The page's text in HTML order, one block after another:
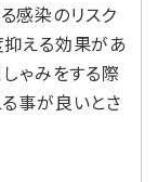
感染のリスク
える効果があ
しゃみをする際
事が良いとさ